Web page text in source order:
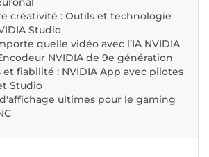
créativité : Outils et technologie
Studio
quelle vidéo avec l’IA NVIDIA
NVIDIA de 9e génération
fiabilité : NVIDIA App avec pilotes
Studio
ultimes pour le gaming